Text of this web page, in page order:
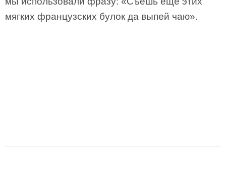
мягких французских булок да выпей чаю».